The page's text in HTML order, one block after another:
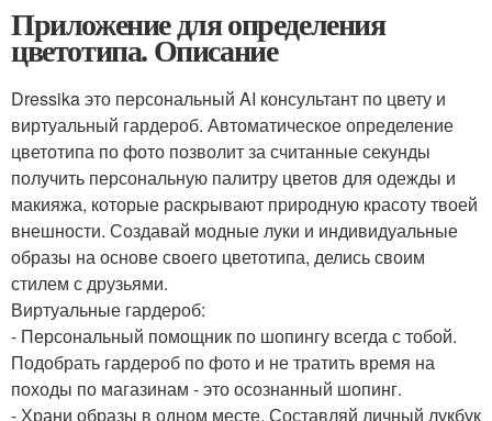
Приложение для определения
цветотипа. Описание
Dressika это персональный AI консультант по цвету и
виртуальный гардероб. Автоматическое определение
цветотипа по фото позволит за считанные секунды
получить персональную палитру цветов для одежды и
макияжа, которые раскрывают природную красоту твоей
внешности. Создавай модные луки и индивидуальные
образы на основе своего цветотипа, делись своим
стилем с друзьями.
Виртуальные гардероб:
- Персональный помощник по шопингу всегда с тобой.
Подобрать гардероб по фото и не тратить время на
походы по магазинам - это осознанный шопинг.
- Храни образы в одном месте. Составляй личный лукбук